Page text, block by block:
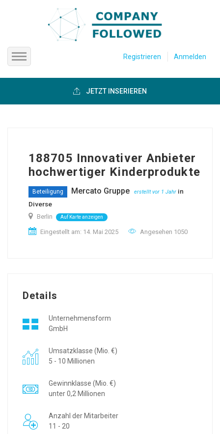
Firmen anzeigen
Registrieren Anmelden
JETZT INSERIEREN
188705 Innovativer Anbieter
hochwertiger Kinderprodukte
Beteiligung Mercato Gruppe erstellt vor 1 Jahr in
Diverse
Berlin Auf Karte anzeigen
Eingestellt am: 14. Mai 2025 Angesehen 1050
Details
Unternehmensform
GmbH
Umsatzklasse (Mio. €)
5 - 10 Millionen
Gewinnklasse (Mio. €)
unter 0,2 Millionen
Anzahl der Mitarbeiter
11 - 20